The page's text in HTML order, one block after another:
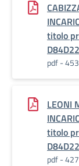
titolo
pdf -
LEONI
titolo
pdf -